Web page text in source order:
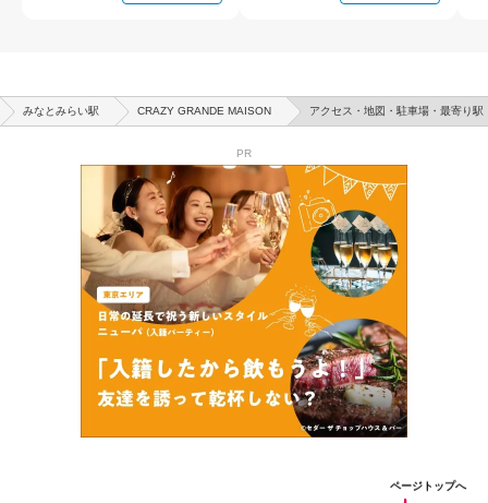
みなとみらい駅 CRAZY GRANDE MAISON アクセス・地図・駐車場・最寄り駅
PR
ページトップへ